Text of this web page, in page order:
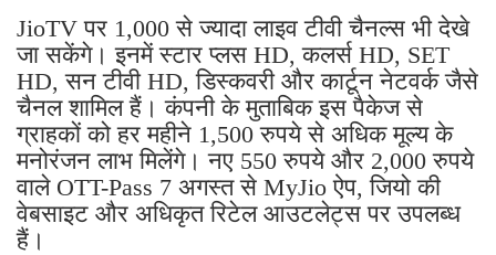
JioTV पर 1,000 से ज्यादा लाइव टीवी चैनल्स भी देखे
जा सकेंगे। इनमें स्टार प्लस HD, कलर्स HD, SET
HD, सन टीवी HD, डिस्कवरी और कार्टून नेटवर्क जैसे
चैनल शामिल हैं। कंपनी के मुताबिक इस पैकेज से
ग्राहकों को हर महीने 1,500 रुपये से अधिक मूल्य के
मनोरंजन लाभ मिलेंगे। नए 550 रुपये और 2,000 रुपये
वाले OTT-Pass 7 अगस्त से MyJio ऐप, जियो की
वेबसाइट और अधिकृत रिटेल आउटलेट्स पर उपलब्ध
हैं।